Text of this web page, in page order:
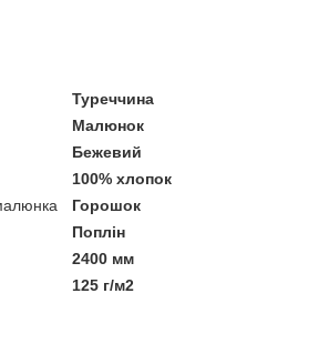
Туреччина
Малюнок
Бежевий
100% хлопок
Горошок
Поплін
2400 мм
125 г/м2